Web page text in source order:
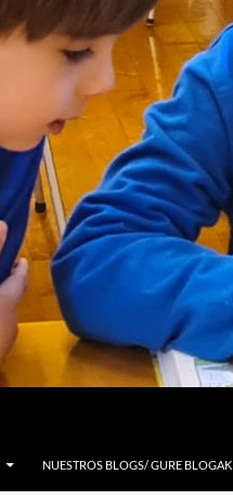
NUESTROS BLOGS/ GURE BLOGAK